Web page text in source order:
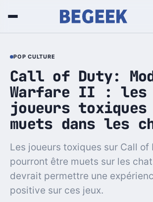
POP CULTURE
Call of Duty:
Warfare II : les
joueurs
muets dans les
Les joueurs toxiques sur Call of
pourront être muets sur les
devrait permettre une
positive sur ces jeux.